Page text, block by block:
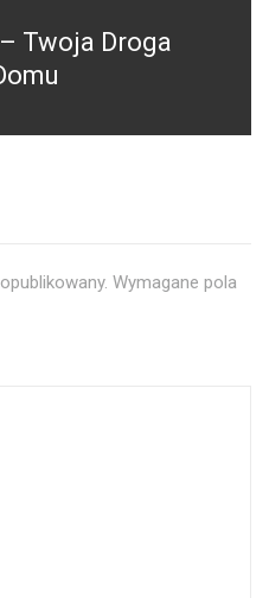
Twoja Droga
Wymagane pola